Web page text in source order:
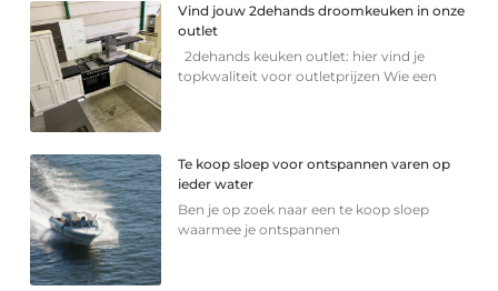
Vind jouw 2dehands droomkeuken in onze
outlet
2dehands keuken outlet: hier vind je
topkwaliteit voor outletprijzen Wie een
Te koop sloep voor ontspannen varen op
ieder water
Ben je op zoek naar een te koop sloep
waarmee je ontspannen